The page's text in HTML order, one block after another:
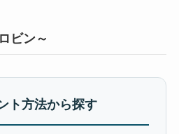
ビン～
ト方法から探す